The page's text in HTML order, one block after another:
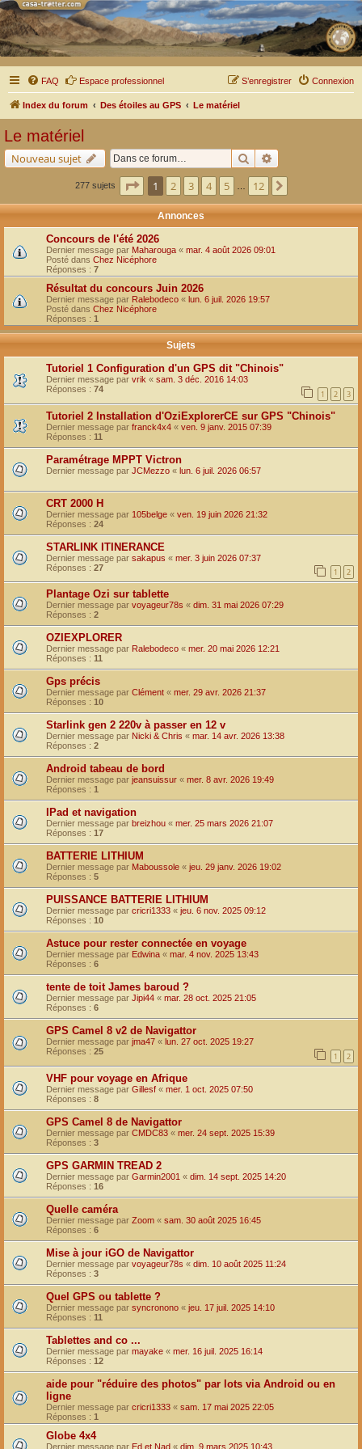
FAQ Espace professionnel Connexion
S’enregistrer
Index du forum Des étoiles au GPS Le matériel
Le matériel
Nouveau sujet Rechercher
277 sujets Page sur12
1 2 3 4 5 12
Annonces
Concours de l'été 2026
Dernier message par Maharouga « mar. 4 août 2026 09:01
Posté dans Chez Nicéphore
Réponses : 7
Résultat du concours Juin 2026
Dernier message par Ralebodeco « lun. 6 juil. 2026 19:57
Posté dans Chez Nicéphore
Réponses : 1
Sujets
Tutoriel 1 Configuration d'un GPS dit "Chinois"
Dernier message par vrik « sam. 3 déc. 2016 14:03
Réponses : 74 1 2 3
Tutoriel 2 Installation d'OziExplorerCE sur GPS "Chinois"
Dernier message par franck4x4 « ven. 9 janv. 2015 07:39
Réponses : 11
Paramétrage MPPT Victron
Dernier message par JCMezzo « lun. 6 juil. 2026 06:57
CRT 2000 H
Dernier message par 105belge « ven. 19 juin 2026 21:32
Réponses : 24
STARLINK ITINERANCE
Dernier message par sakapus « mer. 3 juin 2026 07:37
Réponses : 27 1 2
Plantage Ozi sur tablette
Dernier message par voyageur78s « dim. 31 mai 2026 07:29
Réponses : 2
OZIEXPLORER
Dernier message par Ralebodeco « mer. 20 mai 2026 12:21
Réponses : 11
Gps précis
Dernier message par Clément « mer. 29 avr. 2026 21:37
Réponses : 10
Starlink gen 2 220v à passer en 12 v
Dernier message par Nicki & Chris « mar. 14 avr. 2026 13:38
Réponses : 2
Android tabeau de bord
Dernier message par jeansuissur « mer. 8 avr. 2026 19:49
Réponses : 1
IPad et navigation
Dernier message par breizhou « mer. 25 mars 2026 21:07
Réponses : 17
BATTERIE LITHIUM
Dernier message par Maboussole « jeu. 29 janv. 2026 19:02
Réponses : 5
PUISSANCE BATTERIE LITHIUM
Dernier message par cricri1333 « jeu. 6 nov. 2025 09:12
Réponses : 10
Astuce pour rester connectée en voyage
Dernier message par Edwina « mar. 4 nov. 2025 13:43
Réponses : 6
tente de toit James baroud ?
Dernier message par Jipi44 « mar. 28 oct. 2025 21:05
Réponses : 6
GPS Camel 8 v2 de Navigattor
Dernier message par jma47 « lun. 27 oct. 2025 19:27
Réponses : 25 1 2
VHF pour voyage en Afrique
Dernier message par Gillesf « mer. 1 oct. 2025 07:50
Réponses : 8
GPS Camel 8 de Navigattor
Dernier message par CMDC83 « mer. 24 sept. 2025 15:39
Réponses : 3
GPS GARMIN TREAD 2
Dernier message par Garmin2001 « dim. 14 sept. 2025 14:20
Réponses : 16
Quelle caméra
Dernier message par Zoom « sam. 30 août 2025 16:45
Réponses : 6
Mise à jour iGO de Navigattor
Dernier message par voyageur78s « dim. 10 août 2025 11:24
Réponses : 3
Quel GPS ou tablette ?
Dernier message par syncronono « jeu. 17 juil. 2025 14:10
Réponses : 11
Tablettes and co ...
Dernier message par mayake « mer. 16 juil. 2025 16:14
Réponses : 12
aide pour "réduire des photos" par lots via Android ou en
ligne
Dernier message par cricri1333 « sam. 17 mai 2025 22:05
Réponses : 1
Globe 4x4
Dernier message par Ed et Nad « dim. 9 mars 2025 10:43